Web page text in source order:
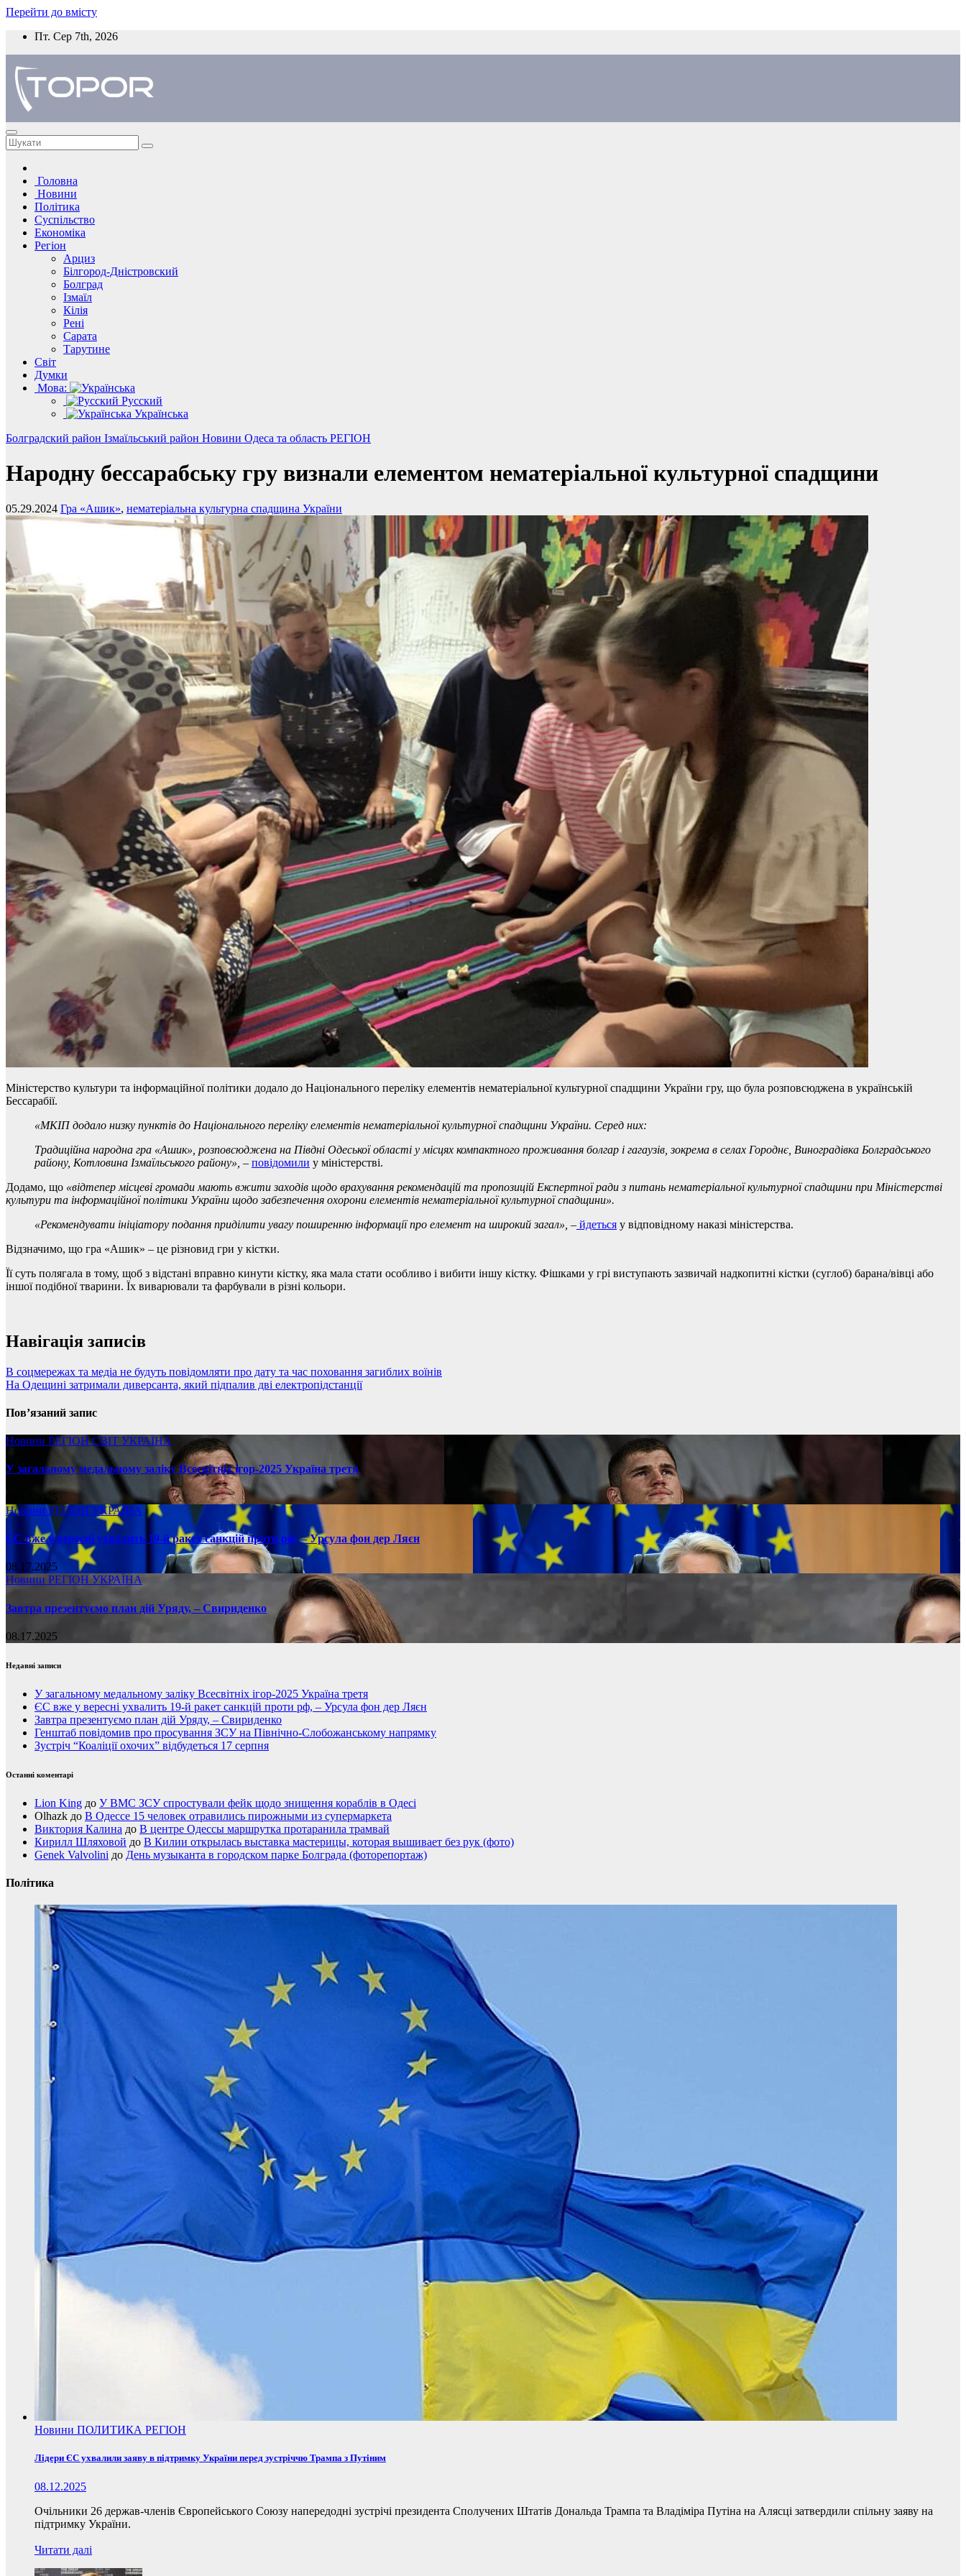
Перейти до вмісту
Пт. Сер 7th, 2026
Головна
Новини
Політика
Суспільство
Економіка
Регіон
Арциз
Білгород-Дністровский
Болград
Ізмаїл
Кілія
Рені
Сарата
Тарутине
Світ
Думки
Мова:
Русский
Українська
Болградский район Ізмаїльський район Новини Одеса та область РЕГІОН
Народну бессарабську гру визнали елементом нематеріальної культурної спадщини
05.29.2024 Гра «Ашик», нематеріальна культурна спадщина України
Міністерство культури та інформаційної політики додало до Національного переліку елементів нематеріальної культурної спадщини України гру, що була розповсюджена в українській
Бессарабії.
«МКІП додало низку пунктів до Національного переліку елементів нематеріальної культурної спадщини України. Серед них:
Традиційна народна гра «Ашик» , розповсюджена на Півдні Одеської області у місцях компактного проживання болгар і гагаузів, зокрема в селах Городнє, Виноградівка Болградського
району, Котловина Ізмаїльського району», – повідомили у міністерстві.
Додамо, що «відтепер місцеві громади мають вжити заходів щодо врахування рекомендацій та пропозицій Експертної ради з питань нематеріальної культурної спадщини при Міністерстві
культури та інформаційної політики України щодо забезпечення охорони елементів нематеріальної культурної спадщини».
«Рекомендувати ініціатору подання приділити увагу поширенню інформації про елемент на широкий загал», – йдеться у відповідному наказі міністерства.
Відзначимо, що гра «Ашик» – це різновид гри у кістки.
Її суть полягала в тому, щоб з відстані вправно кинути кістку, яка мала стати особливо і вибити іншу кістку. Фішками у грі виступають зазвичай надкопитні кістки (суглоб) барана/вівці або
іншої подібної тварини. Їх виварювали та фарбували в різні кольори.
Навігація записів
В соцмережах та медіа не будуть повідомляти про дату та час поховання загиблих воїнів
На Одещині затримали диверсанта, який підпалив дві електропідстанції
Пов’язаний запис
Новини РЕГІОНСВІТ УКРАЇНА
У загальному медальному заліку Всесвітніх ігор-2025 Україна третя
08.17.2025
НовиниРЕГІОН УКРАЇНА
ЄС вже у вересні ухвалить 19-й ракет санкцій проти рф, – Урсула фон дер Ляєн
08.17.2025
Новини РЕГІОН УКРАЇНА
Завтра презентуємо план дій Уряду, – Свириденко
08.17.2025
Недавні записи
У загальному медальному заліку Всесвітніх ігор-2025 Україна третя
ЄС вже у вересні ухвалить 19-й ракет санкцій проти рф, – Урсула фон дер Ляєн
Завтра презентуємо план дій Уряду, – Свириденко
Генштаб повідомив про просування ЗСУ на Північно-Слобожанському напрямку
Зустріч “Коаліції охочих” відбудеться 17 серпня
Останні коментарі
Lion King до У ВМС ЗСУ спростували фейк щодо знищення кораблів в Одесі
Olhazk до В Одессе 15 человек отравились пирожными из супермаркета
Виктория Калина до В центре Одессы маршрутка протаранила трамвай
Кирилл Шляховой до В Килии открылась выставка мастерицы, которая вышивает без рук (фото)
Genek Valvolini до День музыканта в городском парке Болграда (фоторепортаж)
Політика
Новини ПОЛИТИКА РЕГІОН
Лідери ЄС ухвалили заяву в підтримку України перед зустріччю Трампа з Путіним
08.12.2025
Очільники 26 держав-членів Європейського Союзу напередодні зустрічі президента Сполучених Штатів Дональда Трампа та Владіміра Путіна на Алясці затвердили спільну заяву на
підтримку України.
Читати далі